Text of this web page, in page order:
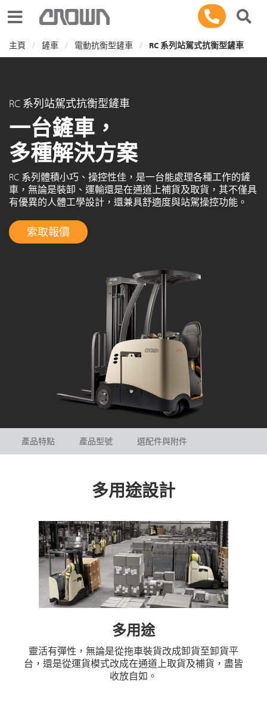
Toggle navigation
主頁 鏟車 電動抗衡型鏟車 RC 系列站駕式抗衡型鏟車
RC 系列站駕式抗衡型鏟車
一台鏟車，
多種解決方案
RC 系列體積小巧、操控性佳，是一台能處理各種工作的鏟
車，無論是裝卸、運輸還是在通道上補貨及取貨，其不僅具
有優異的人體工學設計，還兼具舒適度與站駕操控功能。
索取報價
產品特點 產品型號 選配件與附件
多用途設計
無論是從拖車裝貨改成卸貨至卸貨平
模式改成在通道上取貨及補貨，盡皆
不管是在
內，都不